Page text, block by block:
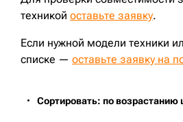
техникой оставьте заявку.
Если нужной модели техники
списке — оставьте заявку на
Сортировать: по возрастанию